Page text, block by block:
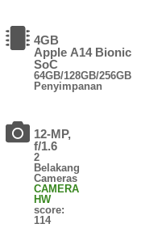
4GB
Apple A14 Bionic
SoC
64GB/128GB/256GB
Penyimpanan
12-MP,
f/1.6
2
Belakang
Cameras
CAMERA
HW
score:
114